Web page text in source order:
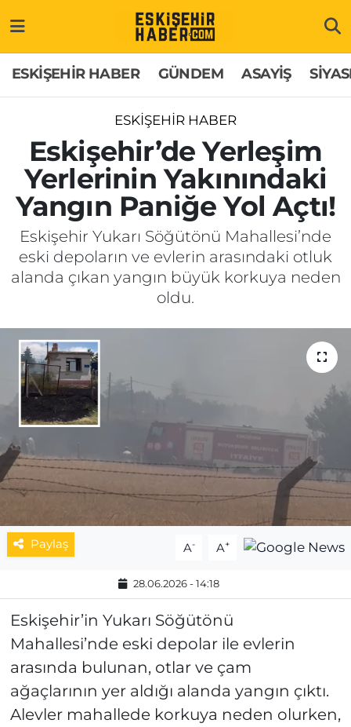
ESKİŞEHİR HABER GÜNDEM ASAYİŞ
ESKİŞEHİR HABER
Eskişehir’de Yerleşim
Yerlerinin Yakınındaki
Yangın Paniğe Yol Açtı!
Eskişehir Yukarı Söğütönü Mahallesi’nde
eski depoların ve evlerin arasındaki otluk
alanda çıkan yangın büyük korkuya neden
oldu.
Paylaş A- A+
28.06.2026 - 14:18
Eskişehir’in Yukarı Söğütönü
Mahallesi’nde eski depolar ile evlerin
arasında bulunan, otlar ve çam
ağaçlarının yer aldığı alanda yangın çıktı.
Alevler mahallede korkuya neden olurken,
GÜNDEM
ASAYİŞ
SİYASET
EKONOMİ
SAĞLIK
SPOR
MAGAZİN
ESKİŞEHİRSPOR
Hakkımızda
İletişim
Künye
Odunpazarı Trafik Yoğunluk Haritası
Süper Lig Puan Durumu ve Fikstür
Tüm Manşetler
Son Dakika Haberleri
Haber Arşivi